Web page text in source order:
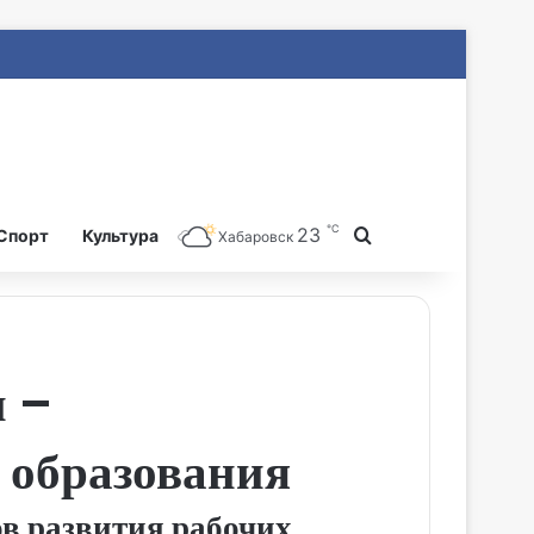
Культура Хабаровск 23 ℃
–